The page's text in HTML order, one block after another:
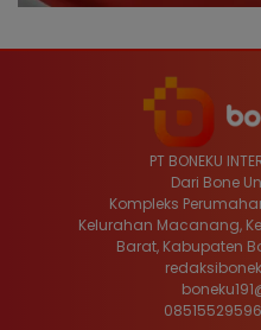
PT BONEKU
Dari Bone
Kompleks
Kelurahan Macanang,
Barat, Kabupaten